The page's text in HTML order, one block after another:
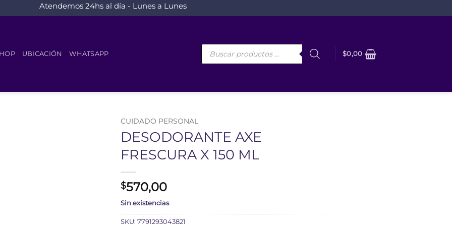
Atendemos 24hs al día - Lunes a Lunes
UBICACIÓN WHATSAPP
Búsqueda
$0,00
CUIDADO PERSONAL
DESODORANTE AXE
FRESCURA X 150 ML
$570,00
Sin existencias
SKU: 7791293043821